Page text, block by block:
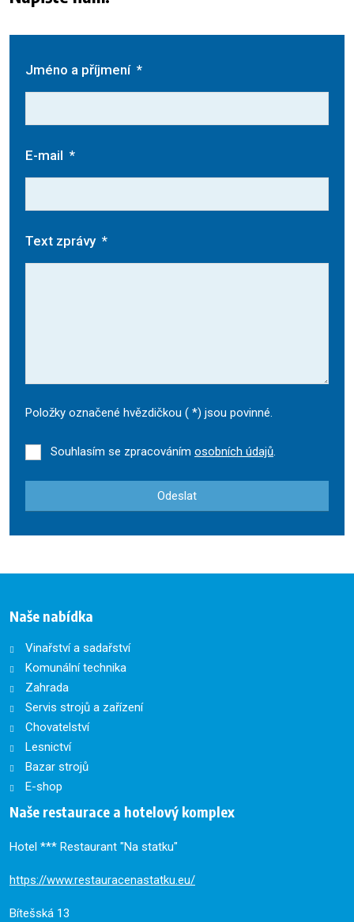
Jméno a příjmení *
E-mail *
Text zprávy *
Položky označené hvězdičkou ( *) jsou povinné.
Souhlasím se zpracováním osobních údajů.
Odeslat
se
Naše nabídka
Vinařství a sadařství
Komunální technika
Zahrada
Servis strojů a zařízení
Chovatelství
Lesnictví
Bazar strojů
E-shop
Naše restaurace a hotelový komplex
Hotel *** Restaurant "Na statku"
https://www.restauracenastatku.eu/
Bítešská 13